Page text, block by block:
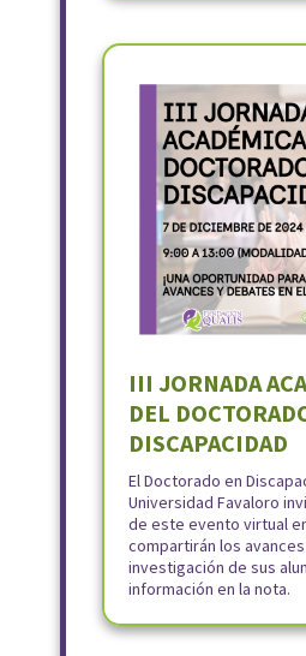
III JORNADA
DEL
DISCAPACIDAD
El Doctorado en
Universidad Favaloro
de este evento virtual
compartirán los
investigación de sus
información en la nota.